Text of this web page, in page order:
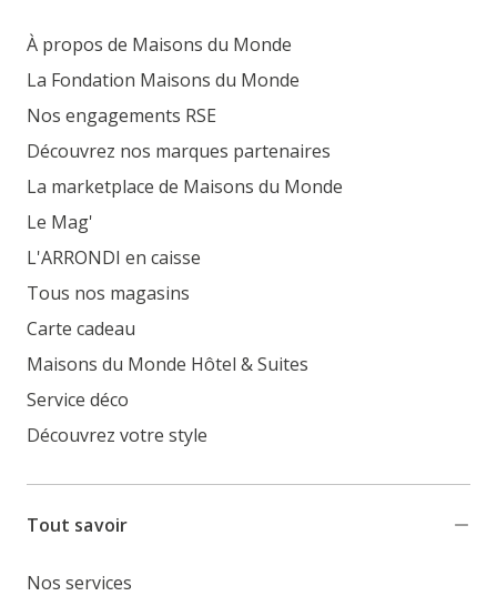
À propos de Maisons du Monde
La Fondation Maisons du Monde
Nos engagements RSE
Découvrez nos marques partenaires
La marketplace de Maisons du Monde
Le Mag'
L'ARRONDI en caisse
Tous nos magasins
Carte cadeau
Maisons du Monde Hôtel & Suites
Service déco
Découvrez votre style
Tout savoir
Nos services